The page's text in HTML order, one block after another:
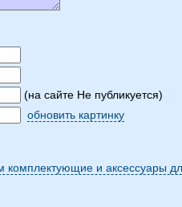
(на сайте Не публикуется)
обновить картинку
комплектующие и аксессуары